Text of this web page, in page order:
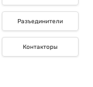
Разъединители
Контакторы